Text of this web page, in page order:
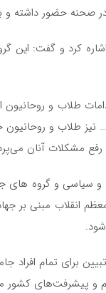
در صحنه حضور داشته
کرد و گفت: این
طلاب و
نیز طلاب و
مشکلات آنان
سیاسی و گروه های
انقلاب مبنی بر
برای تمام افراد
و پیشرفت‌های کشور